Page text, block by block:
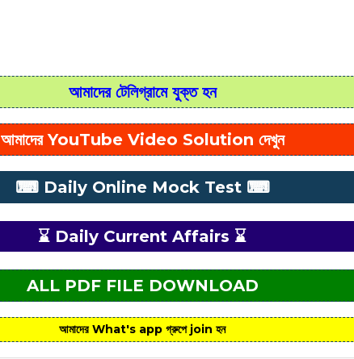
আমাদের টেলিগ্রামে যুক্ত হন
আমাদের YouTube Video Solution দেখুন
⌨ Daily Online Mock Test ⌨
⌛ Daily Current Affairs ⌛
ALL PDF FILE DOWNLOAD
আমাদের What's app গ্রুপে join হন